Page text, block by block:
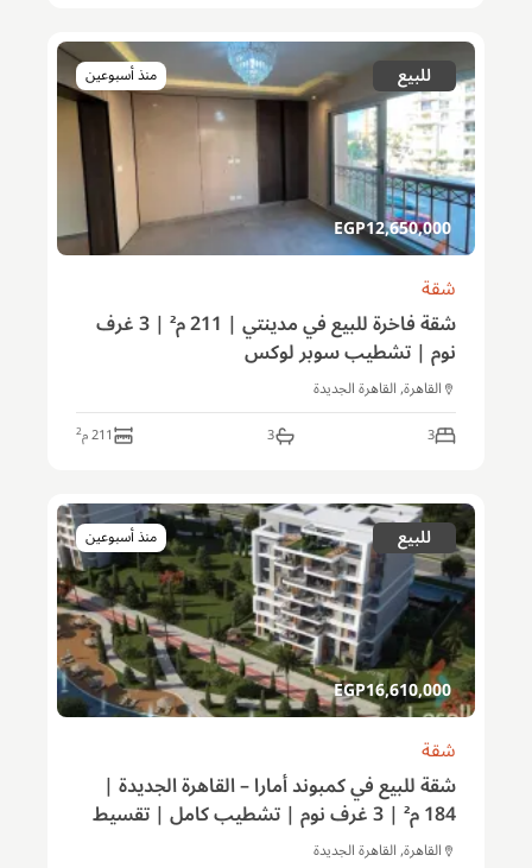
للبيع منذ أسبوعين
12,650,000
EGP
شقة
شقة فاخرة للبيع في مدينتي | 211 م² | 3 غرف
نوم | تشطيب سوبر لوكس
القاهرة, القاهرة الجديدة
3
3
211م2
للبيع منذ أسبوعين
16,610,000
EGP
شقة
شقة للبيع في كمبوند أمارا – القاهرة الجديدة |
184 م² | 3 غرف نوم | تشطيب كامل | تقسيط
حتى 10 سنوات
القاهرة, القاهرة الجديدة